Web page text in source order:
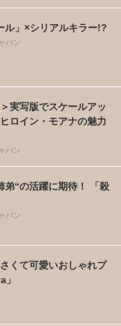
ル」×シリアルキラー!?
パン
実写版でスケールアッ
ロイン・モアナの魅力
パン
弟“の活躍に期待！ 「殺
パン
くて可愛いおしゃれプ